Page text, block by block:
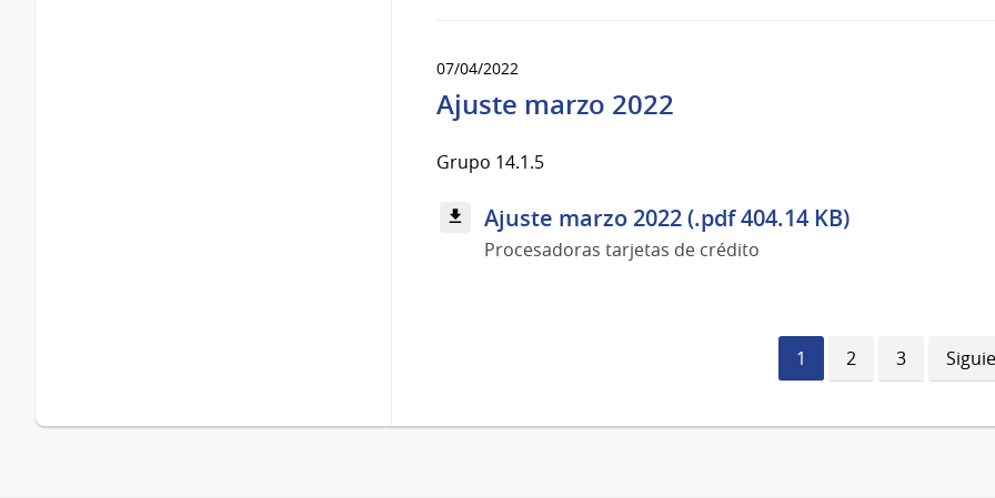
07/04/2022
Ajuste marzo 2022
Grupo 14.1.5
Ajuste marzo 2022 (.pdf 404.14 KB)
Procesadoras tarjetas de crédito
Página
actual
1 Página
2 Página
3